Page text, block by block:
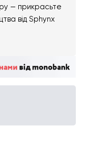
— прикрасьте
від Sphynx